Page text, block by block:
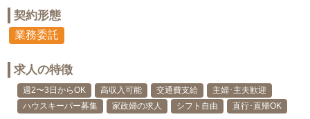
契約形態
業務委託
求人の特徴
週2〜3日からOK 高収入可能 交通費支給
主婦･主夫歓迎
ハウスキーパー募集
家政婦の求人 シフト自由 直行･直帰OK